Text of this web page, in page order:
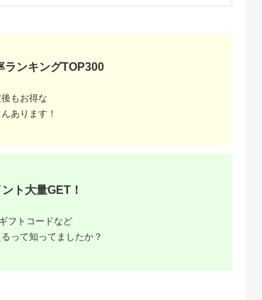
ランキングTOP300
もお得な
あります！
ト大量GET！
フトコードなど
って知ってましたか？